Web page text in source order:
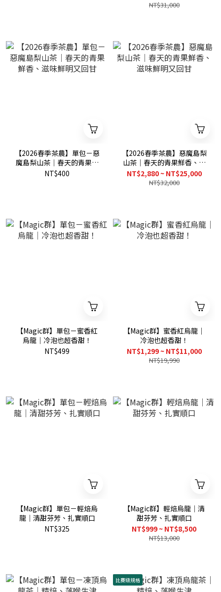
NT$31,000
【2026春季茶農】單包－惡
魔島梨山茶｜春天的青果鮮
香、滋味鮮明又回甘
NT$400
【2026春季茶農】惡魔島梨
山茶｜春天的青果鮮香、滋
味鮮明又回甘
NT$2,880 ~ NT$25,000
NT$32,000
【Magic群】單包－蜜香紅
烏龍｜冷泡也超香甜！
NT$499
【Magic群】蜜香紅烏龍｜
冷泡也超香甜！
NT$1,299 ~ NT$11,000
NT$19,990
【Magic群】單包－輕焙烏
龍｜清甜芬芳、扎實順口
NT$325
【Magic群】輕焙烏龍｜清
甜芬芳、扎實順口
NT$999 ~ NT$8,500
NT$13,000
比賽級規格